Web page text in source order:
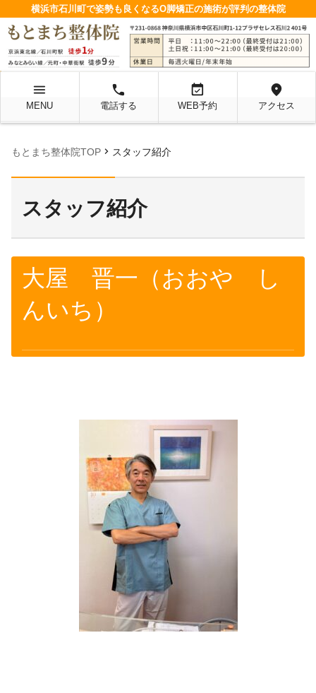
横浜市石川町で姿勢も良くなるO脚矯正の施術が評判の整体院
menu
MENU
local_phone
電話する
event_available
WEB予約
location_on
アクセス
もとまち整体院TOP chevron_right スタッフ紹介
スタッフ紹介
大屋 晋一（おおや し
んいち）